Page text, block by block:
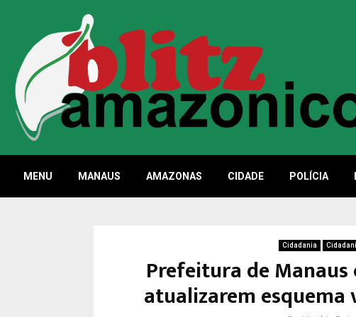
MENU MANAUS AMAZONAS CIDADE POLÍCIA
Cidadania
Prefeitura de Manaus
atualizarem esquema